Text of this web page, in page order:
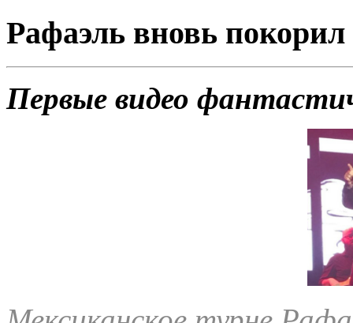
Рафаэль вновь
Первые видео